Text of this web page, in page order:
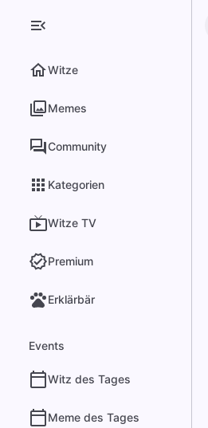
Witze
Memes
Community
Kategorien
Witze TV
Premium
Erklärbär
Events
Witz des Tages
Meme des Tages